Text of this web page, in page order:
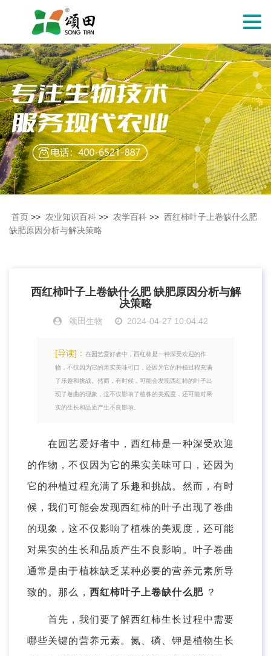
切
导
航
首页 >> 农业知识百科 >> 农学百科 >> 西红柿叶子上卷缺什么肥
缺肥原因分析与解决策略
西红柿叶子上卷缺什么肥 缺肥原因分析与解
决策略
颂田生物 2024-04-27 10:04:42
[导读]： 在园艺爱好者中，西红柿是一种深受欢迎的作
物，不仅因为它的果实美味可口，还因为它的种植过程充满
了乐趣和挑战。然而，有时候，可能会发现西红柿的叶子出
现了卷曲的现象，这不仅影响了植株的美观度，还可能对果
实的生长和品质产生不良影响。
在园艺爱好者中，西红柿是一种深受欢迎
的作物，不仅因为它的果实美味可口，还因为
它的种植过程充满了乐趣和挑战。然而，有时
候，我们可能会发现西红柿的叶子出现了卷曲
的现象，这不仅影响了植株的美观度，还可能
对果实的生长和品质产生不良影响。叶子卷曲
通常是由于植株缺乏某种必要的营养元素所导
致的。那么， 西红柿叶子上卷缺什么肥？
首先，我们要了解西红柿生长过程中需要
哪些关键的营养元素。氮、磷、钾是植物生长